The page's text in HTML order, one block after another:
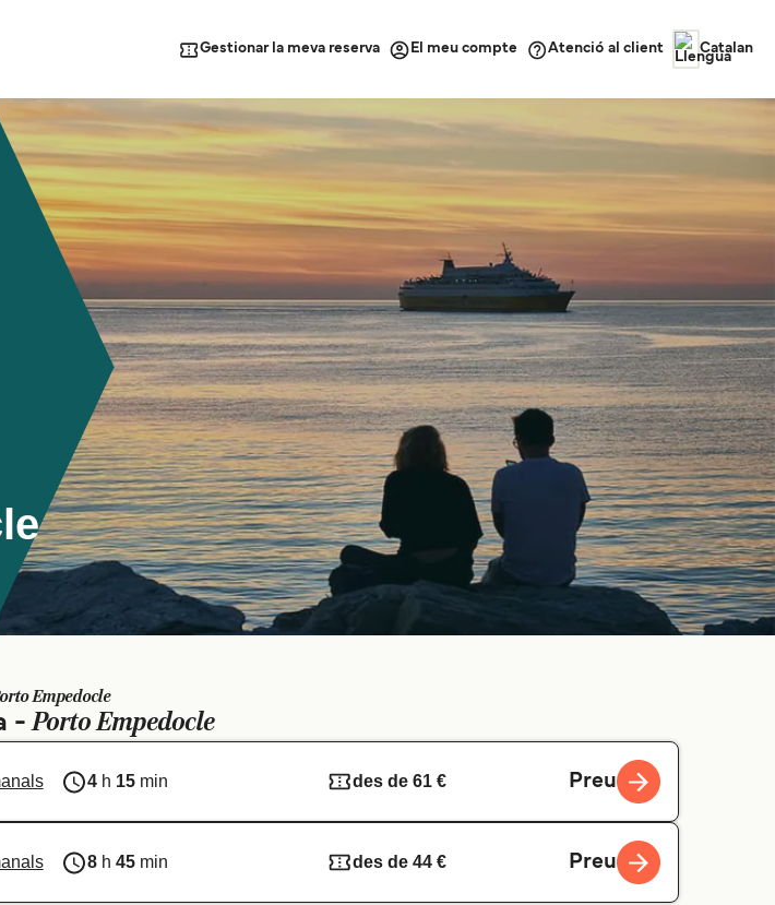
Gestionar la meva reserva El meu compte Atenció al client Catalan
Empedocle
-Porto Empedocle
4h 15min des de 61 € Preu
8h 45min des de 44 € Preu